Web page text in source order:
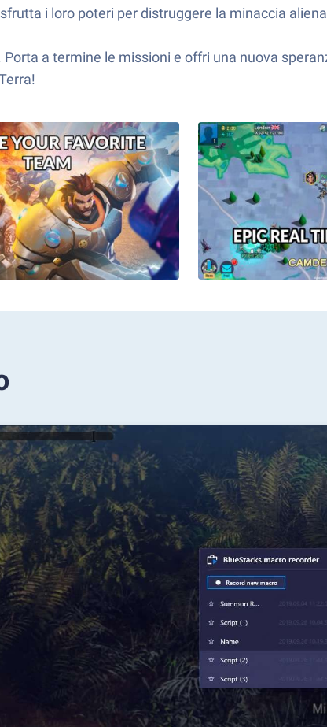
i loro poteri per distruggere la minaccia
a termine le missioni e offri una nuova